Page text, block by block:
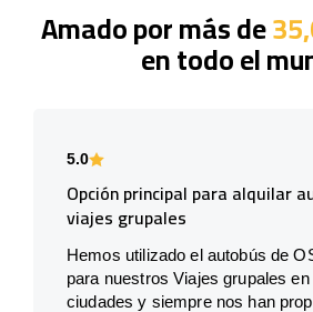
Amado por más de
en todo el
5.0
Opción principal para alquilar
viajes grupales
Hemos utilizado el autobús de
para nuestros Viajes grupales
ciudades y siempre nos han